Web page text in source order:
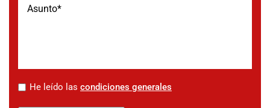
* He leído las condiciones generales